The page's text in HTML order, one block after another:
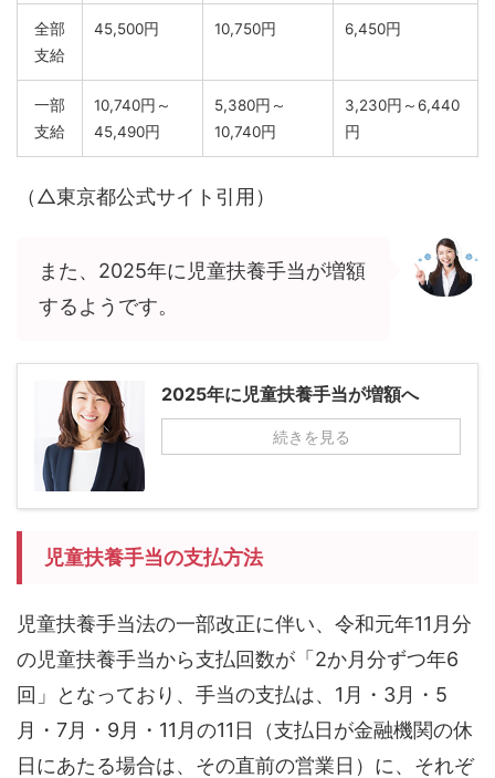
全部
支給
45,500円 10,750円 6,450円
一部
支給
10,740円～
45,490円
5,380円～
10,740円
3,230円～6,440
円
（△東京都公式サイト引用）
また、2025年に児童扶養手当が増額
するようです。
2025年に児童扶養手当が増額へ
続きを見る
児童扶養手当の支払方法
児童扶養手当法の一部改正に伴い、令和元年11月分
の児童扶養手当から支払回数が「2か月分ずつ年6
回」となっており、手当の支払は、1月・3月・5
月・7月・9月・11月の11日（支払日が金融機関の休
日にあたる場合は、その直前の営業日）に、それぞ